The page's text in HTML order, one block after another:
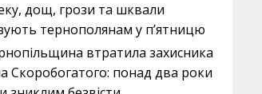
дощ, грози та шквали
тернополянам у п’ятницю
втратила захисника
Скоробогатого: понад два роки